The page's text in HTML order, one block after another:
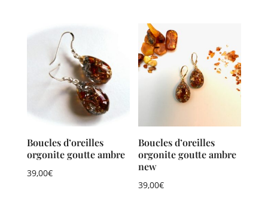
Boucles d’oreilles
orgonite goutte ambre
39,00€
Boucles d’oreilles
orgonite goutte ambre
new
39,00€